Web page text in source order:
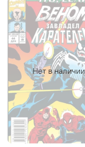
Нет в наличии